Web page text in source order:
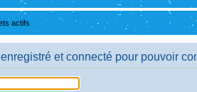
actifs
et connecté pour pouvoir